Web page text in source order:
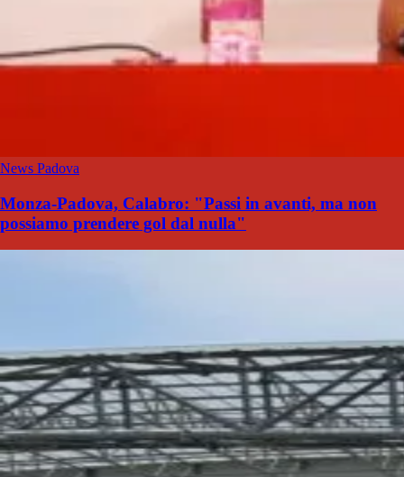
News Padova
Monza-Padova, Calabro: "Passi in avanti, ma non
possiamo prendere gol dal nulla"